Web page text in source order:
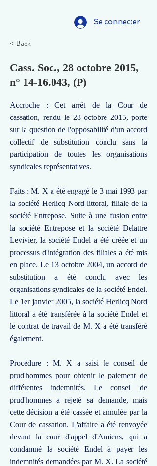
Se connecter
< Back
Cass. Soc., 28 octobre 2015,
n° 14-16.043, (P)
Accroche : Cet arrêt de la Cour de
cassation, rendu le 28 octobre 2015, porte
sur la question de l'opposabilité d'un accord
collectif de substitution conclu sans la
participation de toutes les organisations
syndicales représentatives.
Faits : M. X a été engagé le 3 mai 1993 par
la société Herlicq Nord littoral, filiale de la
société Entrepose. Suite à une fusion entre
la société Entrepose et la société Delattre
Levivier, la société Endel a été créée et un
processus d'intégration des filiales a été mis
en place. Le 13 octobre 2004, un accord de
substitution a été conclu avec les
organisations syndicales de la société Endel.
Le 1er janvier 2005, la société Herlicq Nord
littoral a été transférée à la société Endel et
le contrat de travail de M. X a été transféré
également.
Procédure : M. X a saisi le conseil de
prud'hommes pour obtenir le paiement de
différentes indemnités. Le conseil de
prud'hommes a rejeté sa demande, mais
cette décision a été cassée et annulée par la
Cour de cassation. L'affaire a été renvoyée
devant la cour d'appel d'Amiens, qui a
condamné la société Endel à payer les
indemnités demandées par M. X. La société